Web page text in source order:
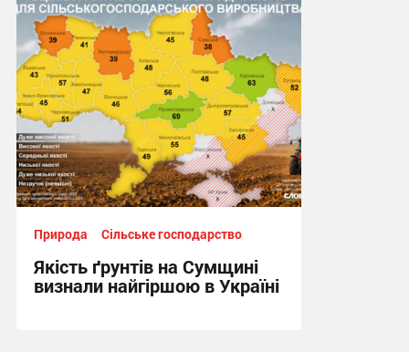
СумДУ
17:16, 20.07.2026
Природа Сільське господарство
Якість ґрунтів на Сумщині
визнали найгіршою в Україні